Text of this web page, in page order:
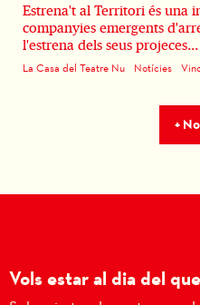
Estrena't al Territori és una
companyies emergents
l'estrena dels seus projeces...
La Casa del Teatre Nu Notícies
+
Vols estar al dia del